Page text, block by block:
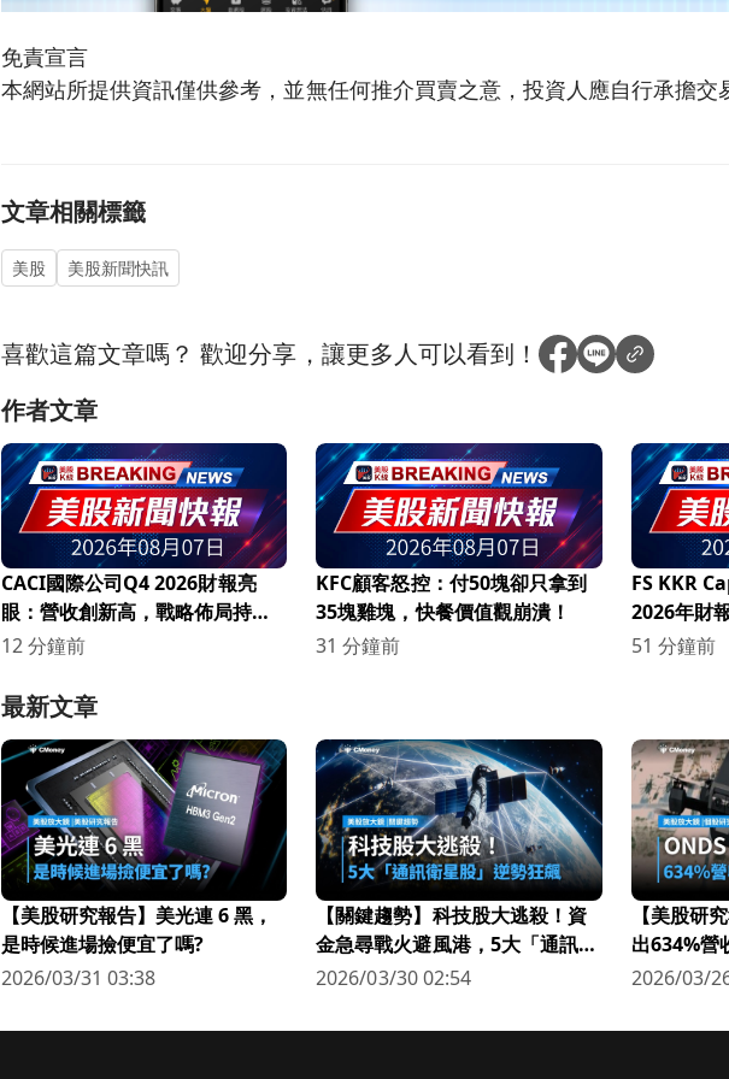
免責宣言
本網站所提供資訊僅供參考，並無任何推介買賣之意，投資人應自行承擔交
文章相關標籤
美股 美股新聞快訊
喜歡這篇文章嗎？歡迎分享，讓更多人可以看到！
作者文章
CACI國際公司Q4 2026財報亮
眼：營收創新高，戰略佈局持續
深化！
12 分鐘前
KFC顧客怒控：付50塊卻只拿到
35塊雞塊，快餐價值觀崩潰！
31 分鐘前
FS KKR
2026年財
提升與投
51 分鐘前
最新文章
【美股研究報告】美光連 6 黑，
是時候進場撿便宜了嗎?
2026/03/31 03:38
【關鍵趨勢】科技股大逃殺！資
金急尋戰火避風港，5大「通訊衛
星股」逆勢狂飆
2026/03/30 02:54
【美股研
出634%營
科技新星
2026/03/